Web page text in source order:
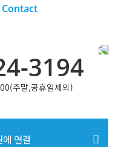
3194
주말,공휴일제외)
연결